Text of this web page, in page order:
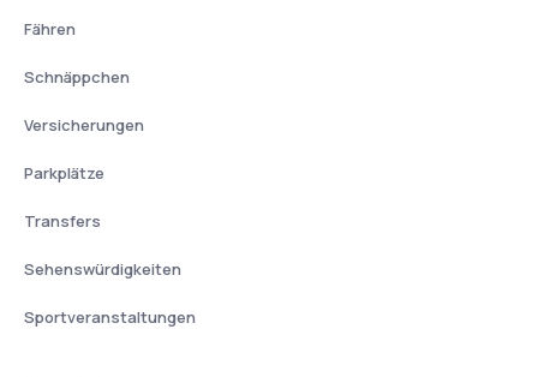
Fähren
Schnäppchen
Versicherungen
Parkplätze
Transfers
Sehenswürdigkeiten
Sportveranstaltungen